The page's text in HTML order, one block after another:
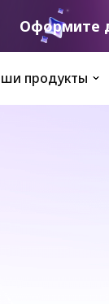
Оформите
продукты